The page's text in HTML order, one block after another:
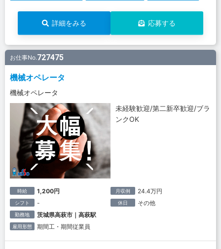
詳細をみる 応募する
お仕事No.727475
機械オペレータ
機械オペレータ
未経験歓迎/第二新卒歓迎/ブラ
ンクOK
時給 1,200円 月収例 24.4万円
シフト - 休日 その他
勤務地 茨城県高萩市｜高萩駅
雇用形態 期間工・期間従業員